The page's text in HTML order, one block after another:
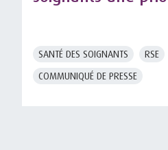
SANTÉ DES SOIGNANTS
RSE
COMMUNIQUÉ DE PRESSE